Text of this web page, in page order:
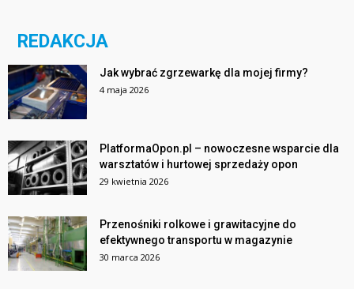
REDAKCJA
Jak wybrać zgrzewarkę dla mojej firmy?
4 maja 2026
PlatformaOpon.pl – nowoczesne wsparcie dla
warsztatów i hurtowej sprzedaży opon
29 kwietnia 2026
Przenośniki rolkowe i grawitacyjne do
efektywnego transportu w magazynie
30 marca 2026